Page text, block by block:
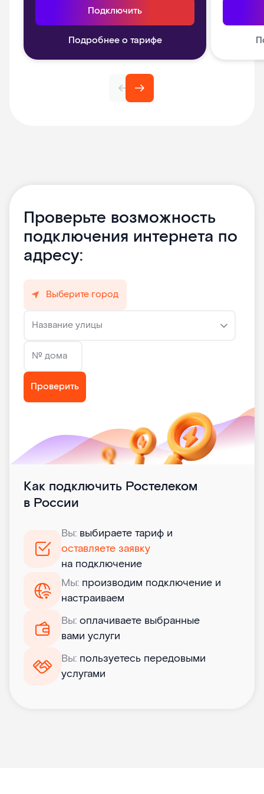
Подключить
Подробнее о тарифе
Проверьте возможность
подключения интернета по
адресу:
Выберите город
Название улицы
№ дома
Проверить
Как подключить Ростелеком
в России
Вы: выбираете тариф и
оставляете заявку
на подключение
Мы: производим подключение и
настраиваем
Вы: оплачиваете выбранные
вами услуги
Вы: пользуетесь передовыми
услугами